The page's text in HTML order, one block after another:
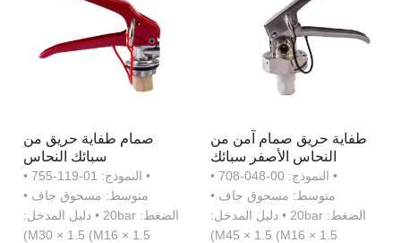
طفاية حريق صمام آمن من
النحاس الأصفر سبائك
النحاس لطفاية حريق
مسحوق جاف
• النموذج: 00-048-708 •
متوسط: مسحوق جاف •
الضغط: 20bar • دليل المدخل:
M45 × 1.5 (M16 × 1.5)
صمام طفاية حريق من
سبائك النحاس
• النموذج: 01-119-755 •
متوسط: مسحوق جاف •
الضغط: 20bar • دليل المدخل:
M30 × 1.5 (M16 × 1.5)